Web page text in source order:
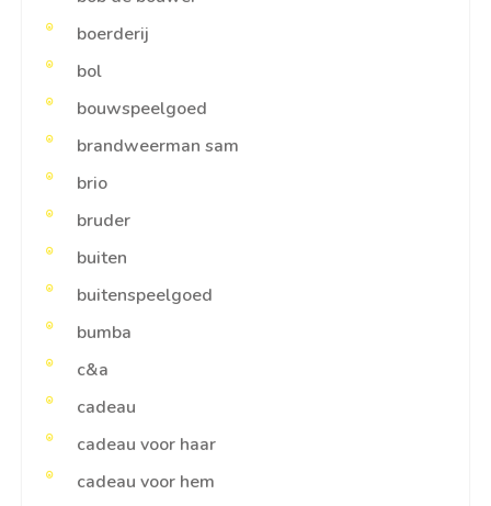
boerderij
bol
bouwspeelgoed
brandweerman sam
brio
bruder
buiten
buitenspeelgoed
bumba
c&a
cadeau
cadeau voor haar
cadeau voor hem